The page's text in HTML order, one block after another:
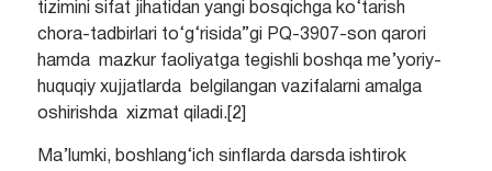
tizimini sifat jihatidan yangi bosqichga ko‘tarish
chora-tadbirlari to‘g‘risida”gi PQ-3907-son qarori
hamda mazkur faoliyatga tegishli boshqa me’yoriy-
huquqiy xujjatlarda belgilangan vazifalarni amalga
oshirishda xizmat qiladi.[2]
Ma’lumki, boshlang‘ich sinflarda darsda ishtirok